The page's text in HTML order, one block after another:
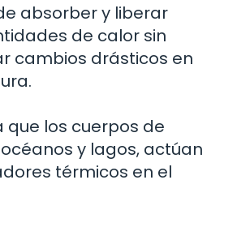
absorber y liberar
de calor sin
cambios drásticos en
que los cuerpos de
y lagos, actúan
térmicos en el